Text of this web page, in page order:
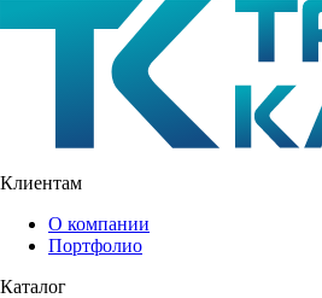
Клиентам
О компании
Портфолио
Каталог